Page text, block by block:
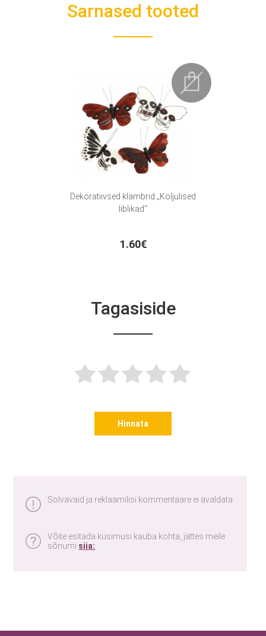
Sarnased tooted
Dekoratiivsed klambrid „Koljulised
liblikad“
1.60€
Tagasiside
Hinnata
Solvavaid ja reklaamilisi kommentaare ei avaldata
Võite esitada küsimusi kauba kohta, jättes meile
sõnumi siia: